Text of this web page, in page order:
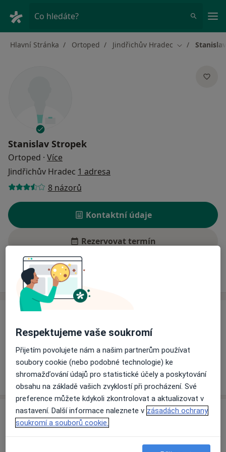
Co hledáte?
Hlavní Stránka Ortoped Jindřichův Hradec Změna města
Stanislav Stropek
Ortoped · Více
Jindřichův Hradec 1 adresa
8 názorů
Kontaktní údaje
Rezervovat termín
Ceník Adresy
Informace o službách a cenách nejsou k dispozici
Tento specialista ještě nepřidával žádné informace o
svých službách.
Adresa
Jindřichův Hradec377 38
Respektujeme vaše soukromí
Přijetím povolujete nám a našim partnerům používat
soubory cookie (nebo podobné technologie) ke
shromažďování údajů pro statistické účely a poskytování
obsahu na základě vašich zvyklostí při procházení. Své
preference můžete kdykoli zkontrolovat a aktualizovat v
nastavení. Další informace naleznete v zásadách ochrany
soukromí a souborů cookie.